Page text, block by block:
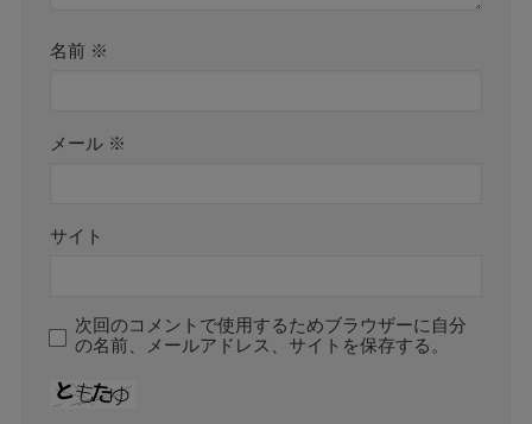
名前 ※
メール ※
サイト
次回のコメントで使用するためブラウザーに自分
の名前、メールアドレス、サイトを保存する。